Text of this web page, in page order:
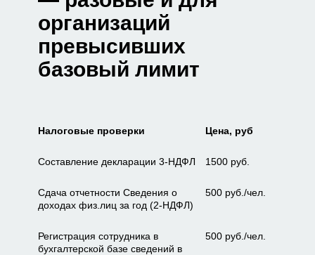
организаций
превысивших
базовый лимит
Налоговые проверки Цена, руб
Составление декларации 3-НДФЛ 1500 руб.
Сдача отчетности Сведения о
доходах физ.лиц за год (2-НДФЛ)
500 руб./чел.
Регистрация сотрудника в
бухгалтерской базе сведений в
500 руб./чел.